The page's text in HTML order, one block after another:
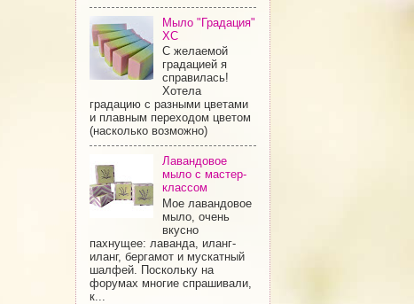
Мыло "Градация"
ХС
С желаемой
градацией я
справилась!
Хотела
градацию с разными цветами
и плавным переходом цветом
(насколько возможно)
Лавандовое
мыло с мастер-
классом
Мое лавандовое
мыло, очень
вкусно
пахнущее: лаванда, иланг-
иланг, бергамот и мускатный
шалфей. Поскольку на
форумах многие спрашивали,
к...